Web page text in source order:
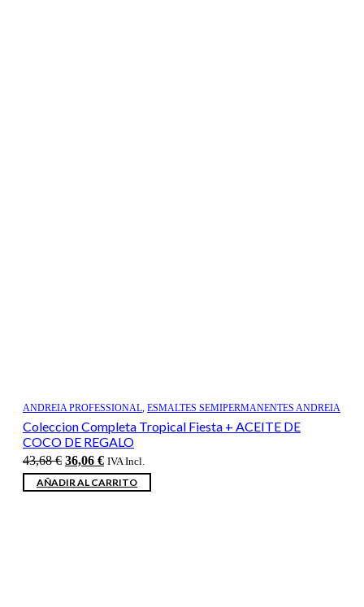
ANDREIA PROFESSIONAL, ESMALTES SEMIPERMANENTES ANDREIA
Coleccion Completa Tropical Fiesta + ACEITE DE
COCO DE REGALO
43,68€ El
precio
original
36,06 €El
precio
actual
IVA Incl.
AÑADIR AL CARRITO